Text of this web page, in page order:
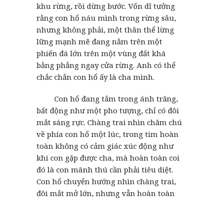
khu rừng, rồi dừng bước. Vốn dĩ tưởng
rằng con hổ náu mình trong rừng sâu,
nhưng không phải, một thân thể lừng
lững mạnh mẽ đang nằm trên một
phiến đá lớn trên một vùng đất khá
bằng phẳng ngay cửa rừng. Anh có thể
chắc chắn con hổ ấy là cha mình.
Con hổ đang tắm trong ánh trăng,
bất động như một pho tượng, chỉ có đôi
mắt sáng rực. Chàng trai nhìn chăm chú
về phía con hổ một lúc, trong tim hoàn
toàn không có cảm giác xúc động như
khi con gặp được cha, mà hoàn toàn coi
đó là con mãnh thú cần phải tiêu diệt.
Con hổ chuyển hướng nhìn chàng trai,
đôi mắt mở lớn, nhưng vẫn hoàn toàn